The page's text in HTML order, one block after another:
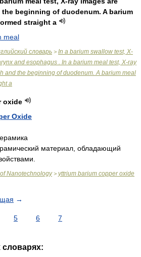
beginning of duodenum. A barium
straight a
meal
словарь > In a barium swallow test, X-
and esophagus . In a barium meal test, X-ray
and the beginning of duodenum. A barium meal
a
oxide
Oxide
материал, обладающий
Nanotechnology> yttrium barium copper oxide
→
5 6 7
словарях: